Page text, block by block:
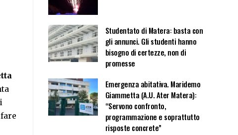
Studentato di Matera: basta con
gli annunci. Gli studenti hanno
bisogno di certezze, non di
promesse
Emergenza abitativa. Maridemo
Giammetta (A.U. Ater Matera):
“Servono confronto,
programmazione e soprattutto
risposte concrete”